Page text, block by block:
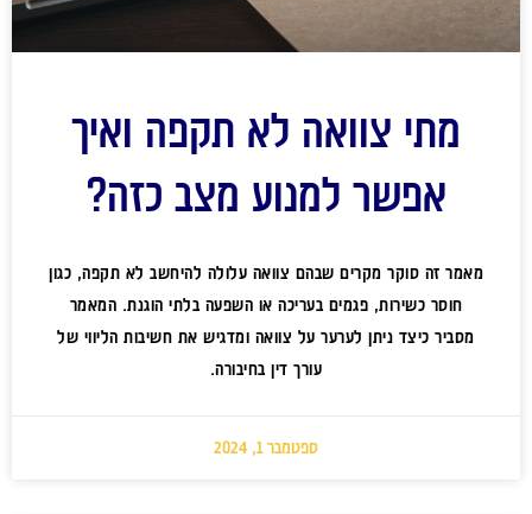
מתי צוואה לא תקפה ואיך
אפשר למנוע מצב כזה?
מאמר זה סוקר מקרים שבהם צוואה עלולה להיחשב לא תקפה, כגון
חוסר כשירות, פגמים בעריכה או השפעה בלתי הוגנת. המאמר
מסביר כיצד ניתן לערער על צוואה ומדגיש את חשיבות הליווי של
עורך דין בחיבורה.
ספטמבר 1, 2024